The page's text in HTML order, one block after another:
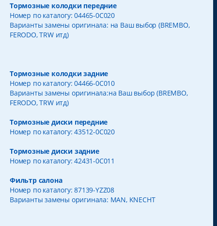
Тормозные колодки передние
Номер по каталогу: 04465-0C020
Варианты замены оригинала: на Ваш выбор (BREMBO,
FERODO, TRW итд)
Тормозные колодки задние
Номер по каталогу: 04466-0C010
Варианты замены оригинала:на Ваш выбор (BREMBO,
FERODO, TRW итд)
Тормозные диски передние
Номер по каталогу: 43512-0C020
Тормозные диски задние
Номер по каталогу: 42431-0C011
Фильтр салона
Номер по каталогу: 87139-YZZ08
Варианты замены оригинала: MAN, KNECHT